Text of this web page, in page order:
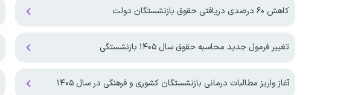
کاهش ۶۰ درصدی دریافتی حقوق بازنشستگان دولت
تغییر فرمول جدید محاسبه حقوق سال ۱۴۰۵ بازنشستگی
آغاز واریز مطالبات درمانی بازنشستگان کشوری و فرهنگی در سال ۱۴۰۵